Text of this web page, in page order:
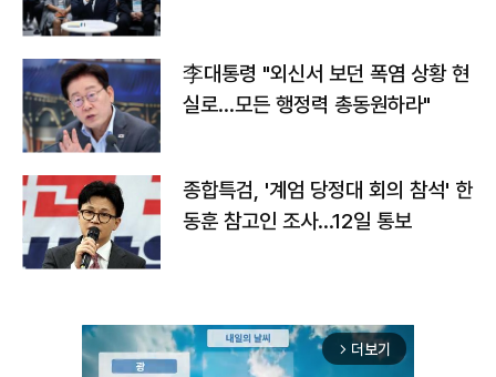
李대통령 "외신서 보던 폭염 상황 현
실로…모든 행정력 총동원하라"
종합특검, '계엄 당정대 회의 참석' 한
동훈 참고인 조사...12일 통보
arrow_forward_ios 더보기